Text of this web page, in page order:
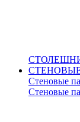
Стеновые
Стеновые